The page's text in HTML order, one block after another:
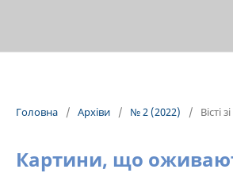
Головна / Архіви / № 2 (2022) / Вісті
Картини, що